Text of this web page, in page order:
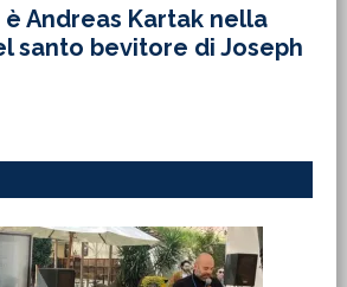
Andreas Kartak nella
santo bevitore di Joseph